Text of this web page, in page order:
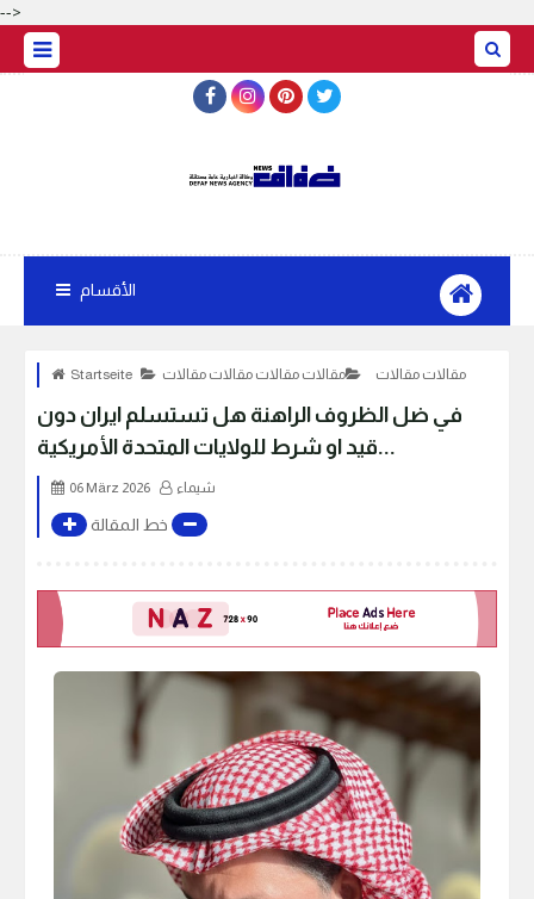
-->
الأقسام
Startseite مقالات مقالات مقالات مقالات مقالات مقالات
في ضل الظروف الراهنة هل تستسلم ايران دون
قيد او شرط للولايات المتحدة الأمريكية...
06 März 2026 شيماء
خط المقالة